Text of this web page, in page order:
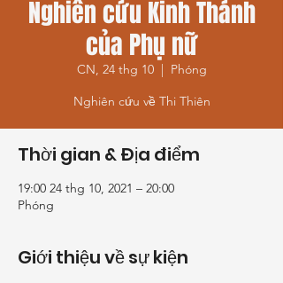
Nghiên cứu Kinh Thánh
của Phụ nữ
CN, 24 thg 10
  |
Phóng
Nghiên cứu về Thi Thiên
Thời gian & Địa điểm
19:00 24 thg 10, 2021 – 20:00
Phóng
Giới thiệu về sự kiện